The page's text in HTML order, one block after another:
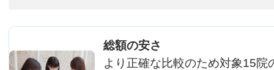
総額の安さ
より正確な比較のため対象15院